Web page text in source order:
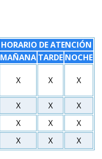
HORARIO DE ATENCIÓN
MAÑANA TARDE NOCHE
X X X
X X
X
X X
X
X X X